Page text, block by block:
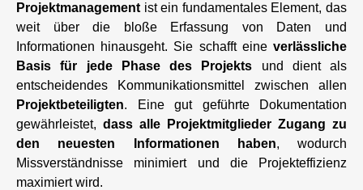
Projektmanagement ist ein fundamentales Element, das
weit über die bloße Erfassung von Daten und
Informationen hinausgeht. Sie schafft eine verlässliche
Basis für jede Phase des Projekts und dient als
entscheidendes Kommunikationsmittel zwischen allen
Projektbeteiligten. Eine gut geführte Dokumentation
gewährleistet, dass alle Projektmitglieder Zugang zu
den neuesten Informationen haben, wodurch
Missverständnisse minimiert und die Projekteffizienz
maximiert wird.